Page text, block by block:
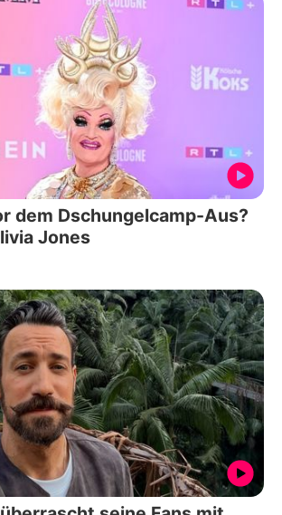
dem Dschungelcamp-Aus?
Jones